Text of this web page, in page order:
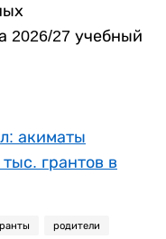
2026/27 учебный
акиматы
грантов в
родители